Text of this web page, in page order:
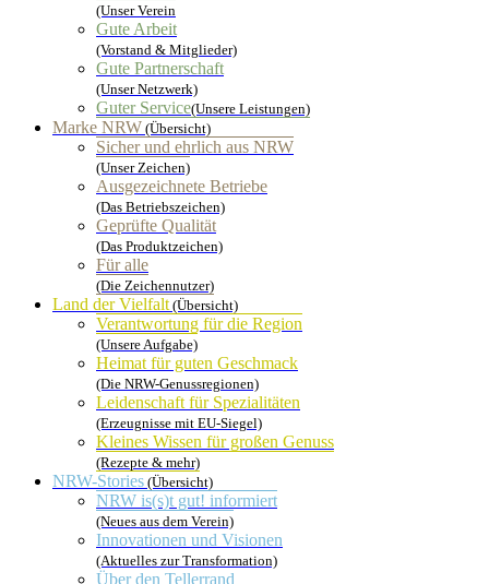
(Unser Verein
Gute Arbeit
(Vorstand & Mitglieder)
Gute Partnerschaft
(Unser Netzwerk)
Guter Service(Unsere Leistungen)
Marke NRW (Übersicht)
Sicher und ehrlich aus NRW
(Unser Zeichen)
Ausgezeichnete Betriebe
(Das Betriebszeichen)
Geprüfte Qualität
(Das Produktzeichen)
Für alle
(Die Zeichennutzer)
Land der Vielfalt(Übersicht)
Verantwortung für die Region
(Unsere Aufgabe)
Heimat für guten Geschmack
(Die NRW-Genussregionen)
Leidenschaft für Spezialitäten
(Erzeugnisse mit EU-Siegel)
Kleines Wissen für großen Genuss
(Rezepte & mehr)
NRW-Stories (Übersicht)
NRW is(s)t gut! informiert
(Neues aus dem Verein)
Innovationen und Visionen
(Aktuelles zur Transformation)
Über den Tellerrand